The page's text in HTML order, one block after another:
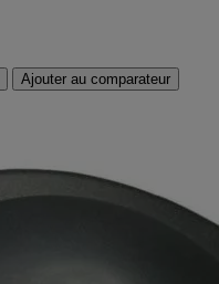
Ajouter au comparateur